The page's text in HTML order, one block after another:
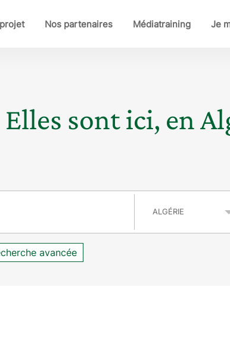
Nos partenaires Médiatraining Je
sont ici, en
avancée